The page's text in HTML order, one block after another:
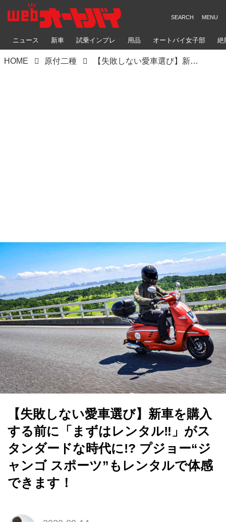
ニュース 新車 試乗インプレ 用品 オートバイ女子部 絶
HOME 原付二種 【失敗しない愛車選び】新車を購入する前に「まずはレンタル‼」がスタンダードな時代に!? プジョー“ジャンゴ スポーツ”もレンタルで体感できます！
【失敗しない愛車選び】新車を購入
する前に「まずはレンタル‼」がス
タンダードな時代に!? プジョー“ジ
ャンゴ スポーツ”もレンタルで体感
できます！